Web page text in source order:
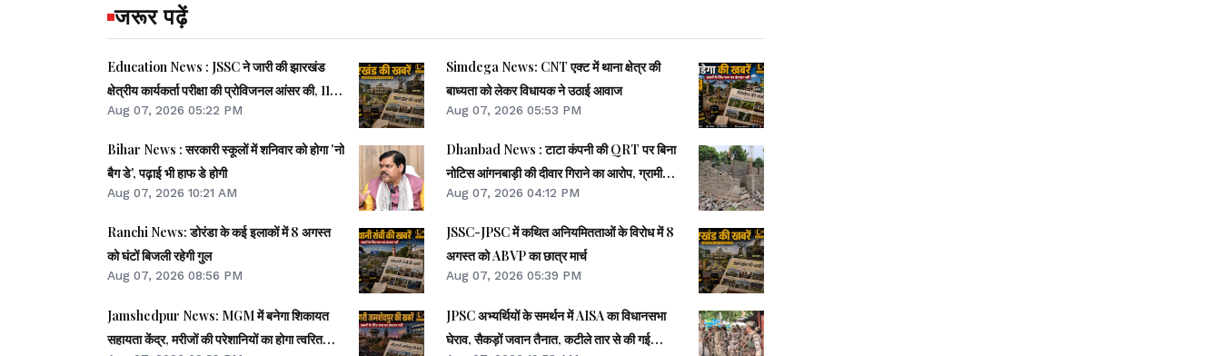
जरूर पढ़ें
Education News : JSSC ने जारी की झारखंड
क्षेत्रीय कार्यकर्ता परीक्षा की प्रोविजनल आंसर की, 11
अगस्त तक दर्ज करे आपत्ति
Aug 07, 2026 05:22 PM
Bihar News : सरकारी स्कूलों में शनिवार को होगा 'नो
बैग डे', पढ़ाई भी हाफ डे होगी
Aug 07, 2026 10:21 AM
Ranchi News: डोरंडा के कई इलाकों में 8 अगस्त
को घंटों बिजली रहेगी गुल
Aug 07, 2026 08:56 PM
Jamshedpur News: MGM में बनेगा शिकायत
सहायता केंद्र, मरीजों की परेशानियों का होगा त्वरित
Simdega News: CNT एक्ट में थाना क्षेत्र की
बाध्यता को लेकर विधायक ने उठाई आवाज
Aug 07, 2026 05:53 PM
Dhanbad News : टाटा कंपनी की QRT पर बिना
नोटिस आंगनबाड़ी की दीवार गिराने का आरोप, ग्रामीणों में
आक्रोश
Aug 07, 2026 04:12 PM
JSSC-JPSC में कथित अनियमितताओं के विरोध में 8
अगस्त को ABVP का छात्र मार्च
Aug 07, 2026 05:39 PM
JPSC अभ्यर्थियों के समर्थन में AISA का विधानसभा
घेराव, सैकड़ों जवान तैनात, कटीले तार से की गई